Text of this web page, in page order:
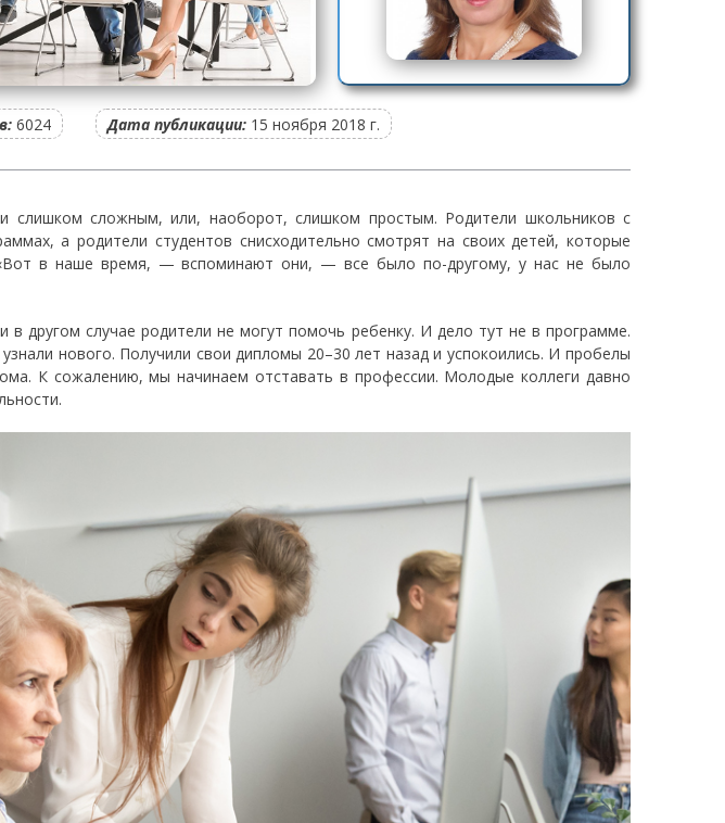
6024 Дата публикации: 15 ноября 2018 г.
слишком сложным, или, наоборот, слишком простым. Родители школьников с
а родители студентов снисходительно смотрят на своих детей, которые
в наше время, — вспоминают они, — все было по-другому, у нас не было
другом случае родители не могут помочь ребенку. И дело тут не в программе.
нового. Получили свои дипломы 20–30 лет назад и успокоились. И пробелы
К сожалению, мы начинаем отставать в профессии. Молодые коллеги давно